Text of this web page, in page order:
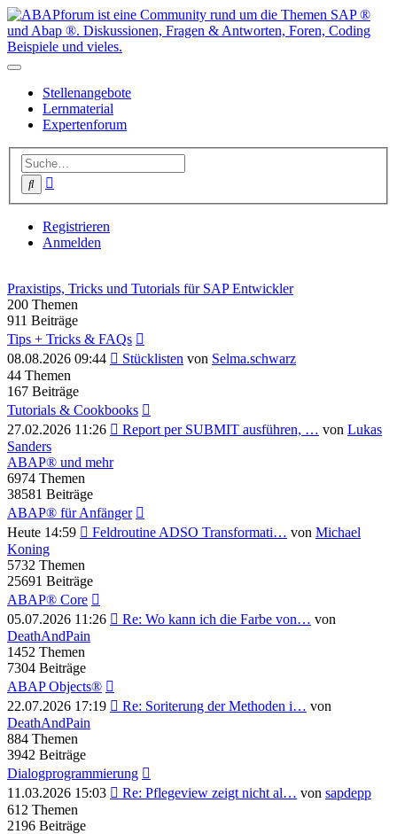
Stellenangebote
Lernmaterial
Expertenforum
Suche
Registrieren
Anmelden
Praxistips, Tricks und Tutorials für SAP Entwickler
200 Themen
911 Beiträge
Tips + Tricks & FAQs
08.08.2026 09:44
Neuester
Stücklisten von Selma.schwarz
44 Themen
167 Beiträge
Tutorials & Cookbooks
27.02.2026 11:26
Neuester
Beitrag
Report per SUBMIT ausführen, … von Lukas
Sanders
ABAP® und mehr
6974 Themen
38581 Beiträge
ABAP® für Anfänger
Heute 14:59
Neuester
Feldroutine ADSO Transformati… von Michael
Koning
5732 Themen
25691 Beiträge
ABAP® Core
05.07.2026 11:26
Neuester
Re: Wo kann ich die Farbe von… von
DeathAndPain
1452 Themen
7304 Beiträge
ABAP Objects®
22.07.2026 17:19
Neuester
Re: Soriterung der Methoden i… von
DeathAndPain
884 Themen
3942 Beiträge
Dialogprogrammierung
11.03.2026 15:03
Neuester
Re: Pflegeview zeigt nicht al… von sapdepp
612 Themen
2196 Beiträge